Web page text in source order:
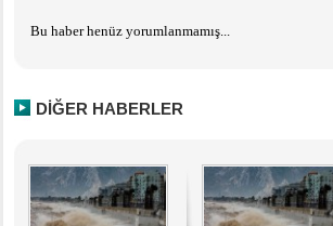
Bu haber henüz yorumlanmamış...
DİĞER HABERLER